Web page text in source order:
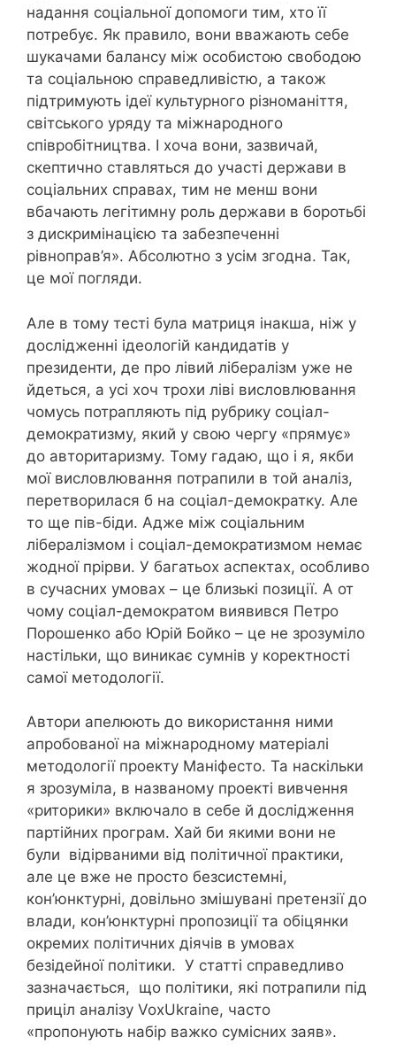
надання соціальної допомоги тим, хто її
потребує. Як правило, вони вважають себе
шукачами балансу між особистою свободою
та соціальною справедливістю, а також
підтримують ідеї культурного різноманіття,
світського уряду та міжнародного
співробітництва. І хоча вони, зазвичай,
скептично ставляться до участі держави в
соціальних справах, тим не менш вони
вбачають легітимну роль держави в боротьбі
з дискримінацією та забезпеченні
рівноправ’я». Абсолютно з усім згодна. Так,
це мої погляди.
Але в тому тесті була матриця інакша, ніж у
дослідженні ідеологій кандидатів у
президенти, де про лівий лібералізм уже не
йдеться, а усі хоч трохи ліві висловлювання
чомусь потрапляють під рубрику соціал-
демократизму, який у свою чергу «прямує»
до авторитаризму. Тому гадаю, що і я, якби
мої висловлювання потрапили в той аналіз,
перетворилася б на соціал-демократку. Але
то ще пів-біди. Адже між соціальним
лібералізмом і соціал-демократизмом немає
жодної прірви. У багатьох аспектах, особливо
в сучасних умовах – це близькі позиції. А от
чому соціал-демократом виявився Петро
Порошенко або Юрій Бойко – це не зрозуміло
настільки, що виникає сумнів у коректності
самої методології.
Автори апелюють до використання ними
апробованої на міжнародному матеріалі
методології проекту Маніфесто. Та наскільки
я зрозуміла, в названому проекті вивчення
«риторики» включало в себе й дослідження
партійних програм. Хай би якими вони не
були відірваними від політичної практики,
але це вже не просто безсистемні,
кон’юнктурні, довільно змішувані претензії до
влади, кон’юнктурні пропозиції та обіцянки
окремих політичних діячів в умовах
безідейної політики. У статті справедливо
зазначається, що політики, які потрапили під
приціл аналізу VoxUkraine, часто
«пропонують набір важко сумісних заяв».